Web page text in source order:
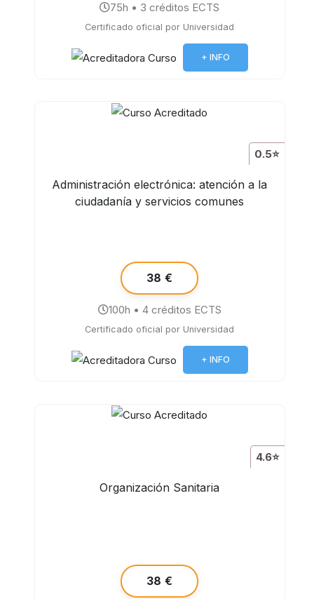
75h • 3 créditos ECTS
Certificado oficial por Universidad
+ INFO
0.5⭐
Administración electrónica: atención a la
ciudadanía y servicios comunes
38 €
100h • 4 créditos ECTS
Certificado oficial por Universidad
+ INFO
4.6⭐
Organización Sanitaria
38 €